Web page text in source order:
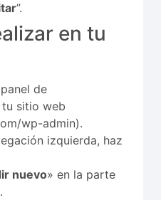
”.
en tu
de
sitio web
wp-admin).
izquierda, haz
nuevo» en la parte